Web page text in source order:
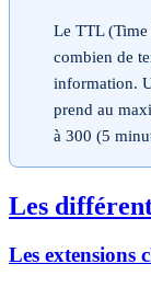
Le TTL
combien de
information.
prend au
à 300 (5
Les
Les extensions